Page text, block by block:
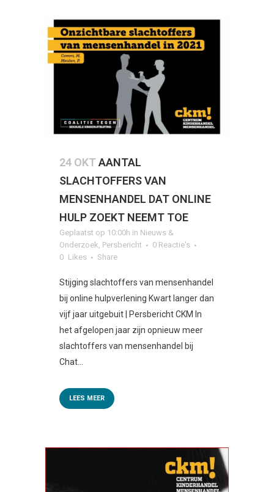
24 OKTAANTAL
SLACHTOFFERS VAN
MENSENHANDEL DAT ONLINE
HULP ZOEKT NEEMT TOE
Geplaatst op 10:00h in Nieuws &
Onderzoek Persbericht
0 Reactie's
0 Likes Share
Stijging slachtoffers van mensenhandel
bij online hulpverlening Kwart langer dan
vijf jaar uitgebuit | Persbericht CKM In
het afgelopen jaar zijn opnieuw meer
slachtoffers van mensenhandel bij
Chat...
LEES MEER